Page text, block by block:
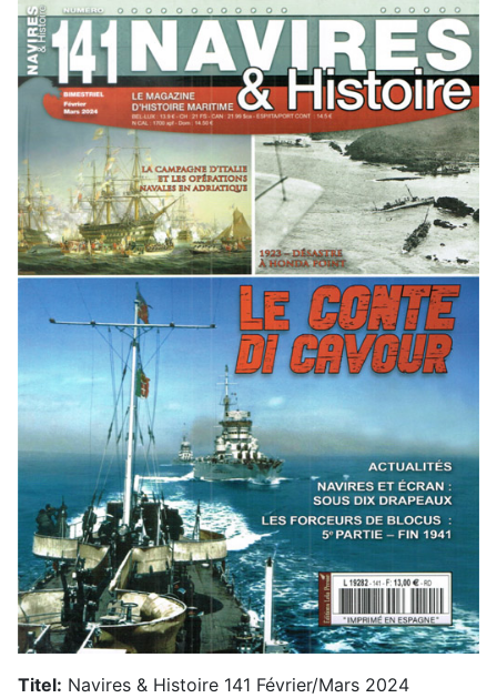
Titel: Navires & Histoire 141 Février/Mars 2024